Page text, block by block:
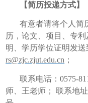
【简历投递方式】
有意者请将个人简
历，论文、项目、专
明、学历学位证明发
rs@zjc.zjut.edu.cn ；
联系电话：0575-
师、王老师； 联系地